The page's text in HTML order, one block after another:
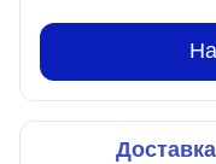
Доставка